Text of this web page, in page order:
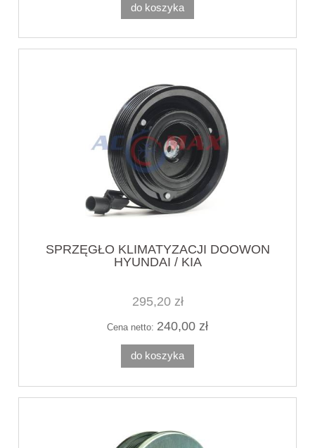
do koszyka
SPRZĘGŁO KLIMATYZACJI DOOWON
HYUNDAI / KIA
295,20 zł
Cena netto: 240,00 zł
do koszyka